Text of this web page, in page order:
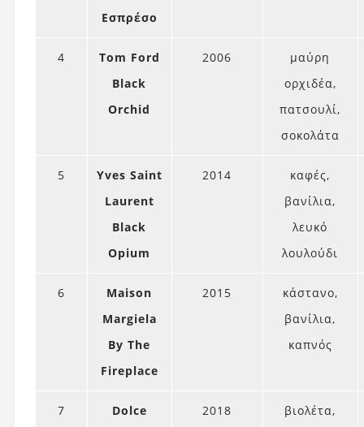
Εσπρέσο
4
Tom Ford
Black
Orchid
2006
μαύρη
ορχιδέα,
πατσουλί,
σοκολάτα
5
Yves Saint
Laurent
Black
Opium
2014
καφές,
βανίλια,
λευκό
λουλούδι
6
Maison
Margiela
By The
Fireplace
2015
κάστανο,
βανίλια,
καπνός
7
Dolce
2018
βιολέτα,